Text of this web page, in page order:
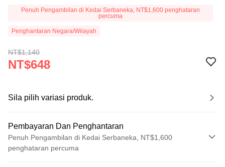
Penuh Pengambilan di Kedai Serbaneka, NT$1,600 penghataran
percuma
Penghantaran Negara/Wilayah
NT$1,140
NT$648
Sila pilih variasi produk.
Pembayaran Dan Penghantaran
Penuh Pengambilan di Kedai Serbaneka, NT$1,600
penghataran percuma